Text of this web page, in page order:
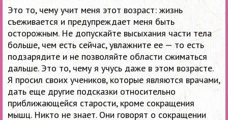
Это то, чему учит меня этот возраст: жизнь
съеживается и предупреждает меня быть
осторожным. Не допускайте высыхания части тела
больше, чем есть сейчас, увлажните ее — то есть
подзарядите и не позволяйте области сжиматься
дальше. Это то, чему я учусь даже в этом возрасте.
Я просил своих учеников, которые являются врачами,
дать еще другие подсказки относительно
приближающейся старости, кроме сокращения
мышц. Никто не знает. Они говорят о сокращении